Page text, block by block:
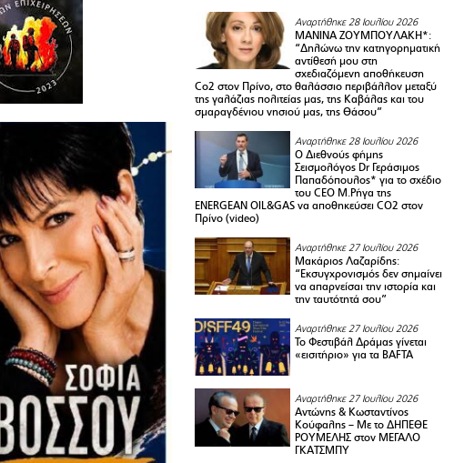
Αναρτήθηκε 28 Ιουλίου 2026
ΜΑΝΙΝΑ ΖΟΥΜΠΟΥΛΑΚΗ*:
“Δηλώνω την κατηγορηματική
αντίθεσή μου στη
σχεδιαζόμενη αποθήκευση
Co2 στον Πρίνο, στο θαλάσσιο περιβάλλον μεταξύ
της γαλάζιας πολιτείας μας, της Καβάλας και του
σμαραγδένιου νησιού μας, της Θάσου”
Αναρτήθηκε 28 Ιουλίου 2026
Ο Διεθνούς φήμης
Σεισμολόγος Dr Γεράσιμος
Παπαδόπουλος* για το σχέδιο
του CEO M.Ρήγα της
ENERGEAN OIL&GAS να αποθηκεύσει CO2 στον
Πρίνο (video)
Αναρτήθηκε 27 Ιουλίου 2026
Μακάριος Λαζαρίδης:
“Εκσυγχρονισμός δεν σημαίνει
να απαρνείσαι την ιστορία και
την ταυτότητά σου”
Αναρτήθηκε 27 Ιουλίου 2026
Το Φεστιβάλ Δράμας γίνεται
«εισιτήριο» για τα BAFTA
Αναρτήθηκε 27 Ιουλίου 2026
Αντώνης & Κωσταντίνος
Κούφαλης – Με το ΔΗΠΕΘΕ
ΡΟΥΜΕΛΗΣ στον ΜΕΓΑΛΟ
ΓΚΑΤΣΜΠΥ